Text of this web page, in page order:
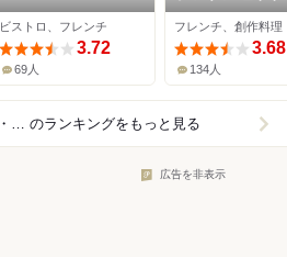
ビストロ、フレンチ
3.72
69人
フレンチ、創作料理
3.68
134人
御器所・いりなか・八事×フレンチ のランキングをもっと見る
広告を非表示